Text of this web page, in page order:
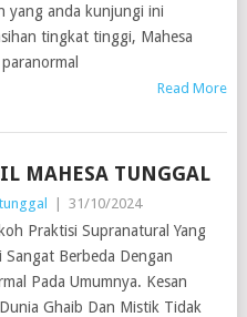
yang anda kunjungi ini
tingkat tinggi, Mahesa
Read More
MAHESA TUNGGAL
| 31/10/2024
Praktisi Supranatural Yang
Sangat Berbeda Dengan
Pada Umumnya. Kesan
Ghaib Dan Mistik Tidak